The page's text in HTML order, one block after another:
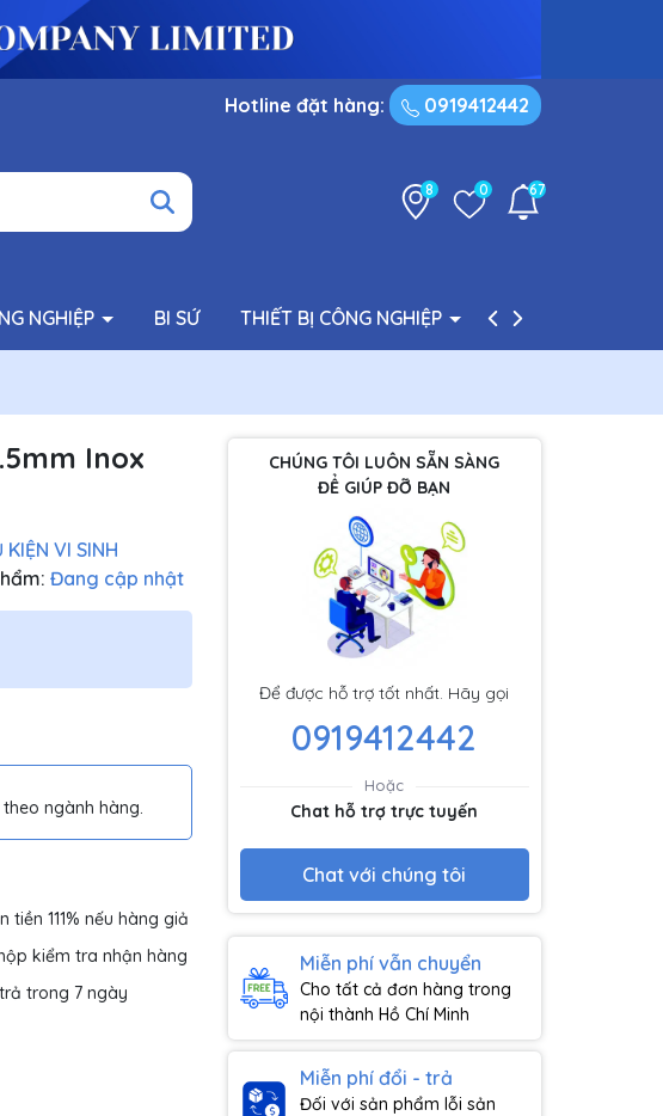
Hotline đặt hàng: 0919412442
8 0 67
NGHIỆP BI SỨ THIẾT BỊ CÔNG NGHIỆP PHỤ TÙNG BƠM
Inox
KIỆN VI SINH
Đang cập nhật
ngành hàng.
tiền 111% nếu hàng giả
kiểm tra nhận hàng
trong 7 ngày
CHÚNG TÔI LUÔN SẴN SÀNG
ĐỂ GIÚP ĐỠ BẠN
Để được hỗ trợ tốt nhất. Hãy gọi
0919412442
Hoặc
Chat hỗ trợ trực tuyến
Chat với chúng tôi
Miễn phí vẫn chuyển
Cho tất cả đơn hàng trong
nội thành Hồ Chí Minh
Miễn phí đổi - trả
Đối với sản phẩm lỗi sản